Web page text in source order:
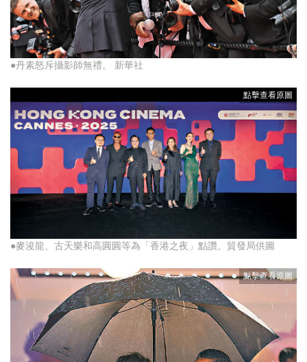
●丹素怒斥攝影師無禮。 新華社
●麥浚龍、古天樂和高圓圓等為「香港之夜」點讚。貿發局供圖